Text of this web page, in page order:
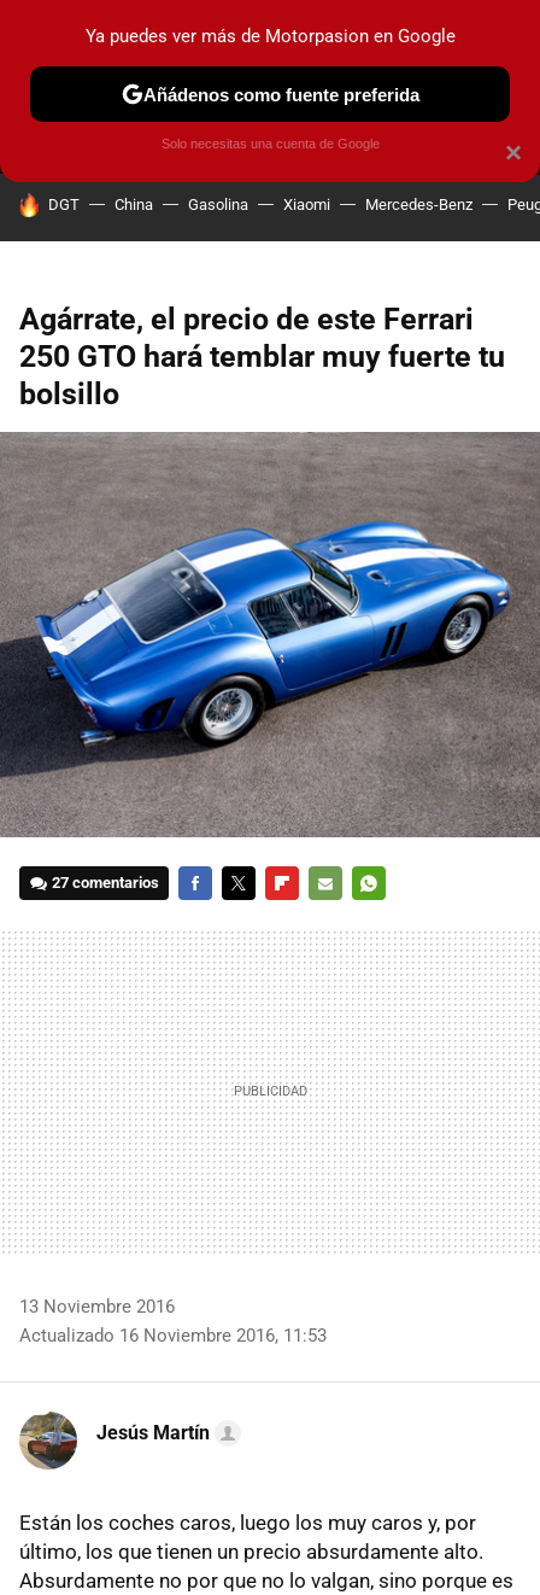
MENÚ NUEVO
COCHES ELÉCTRICOS OBSERVATORIO
HOY SE HABLA DE
DGT China Gasolina Xiaomi Mercedes-Benz
Agárrate, el precio de este Ferrari
250 GTO hará temblar muy fuerte tu
bolsillo
27 comentarios
MAIL
13 Noviembre 2016
Actualizado 16 Noviembre 2016, 11:53
Jesús Martín
Están los coches caros, luego los muy caros y, por
último, los que tienen un precio absurdamente alto.
Absurdamente no por que no lo valgan, sino porque es
×
Ya puedes ver más de Motorpasion en Google
Añádenos como fuente preferida
Solo necesitas una cuenta de Google